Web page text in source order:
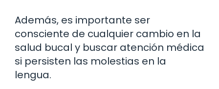
Además, es importante ser
consciente de cualquier cambio en la
salud bucal y buscar atención médica
si persisten las molestias en la
lengua.